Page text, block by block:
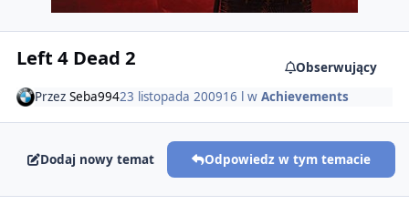
Left 4 Dead 2
Obserwujący
Przez Seba99423 listopada 200916 l w Achievements
Dodaj nowy temat Odpowiedz w tym temacie